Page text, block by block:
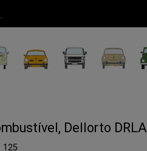
Dellorto DRLA
125